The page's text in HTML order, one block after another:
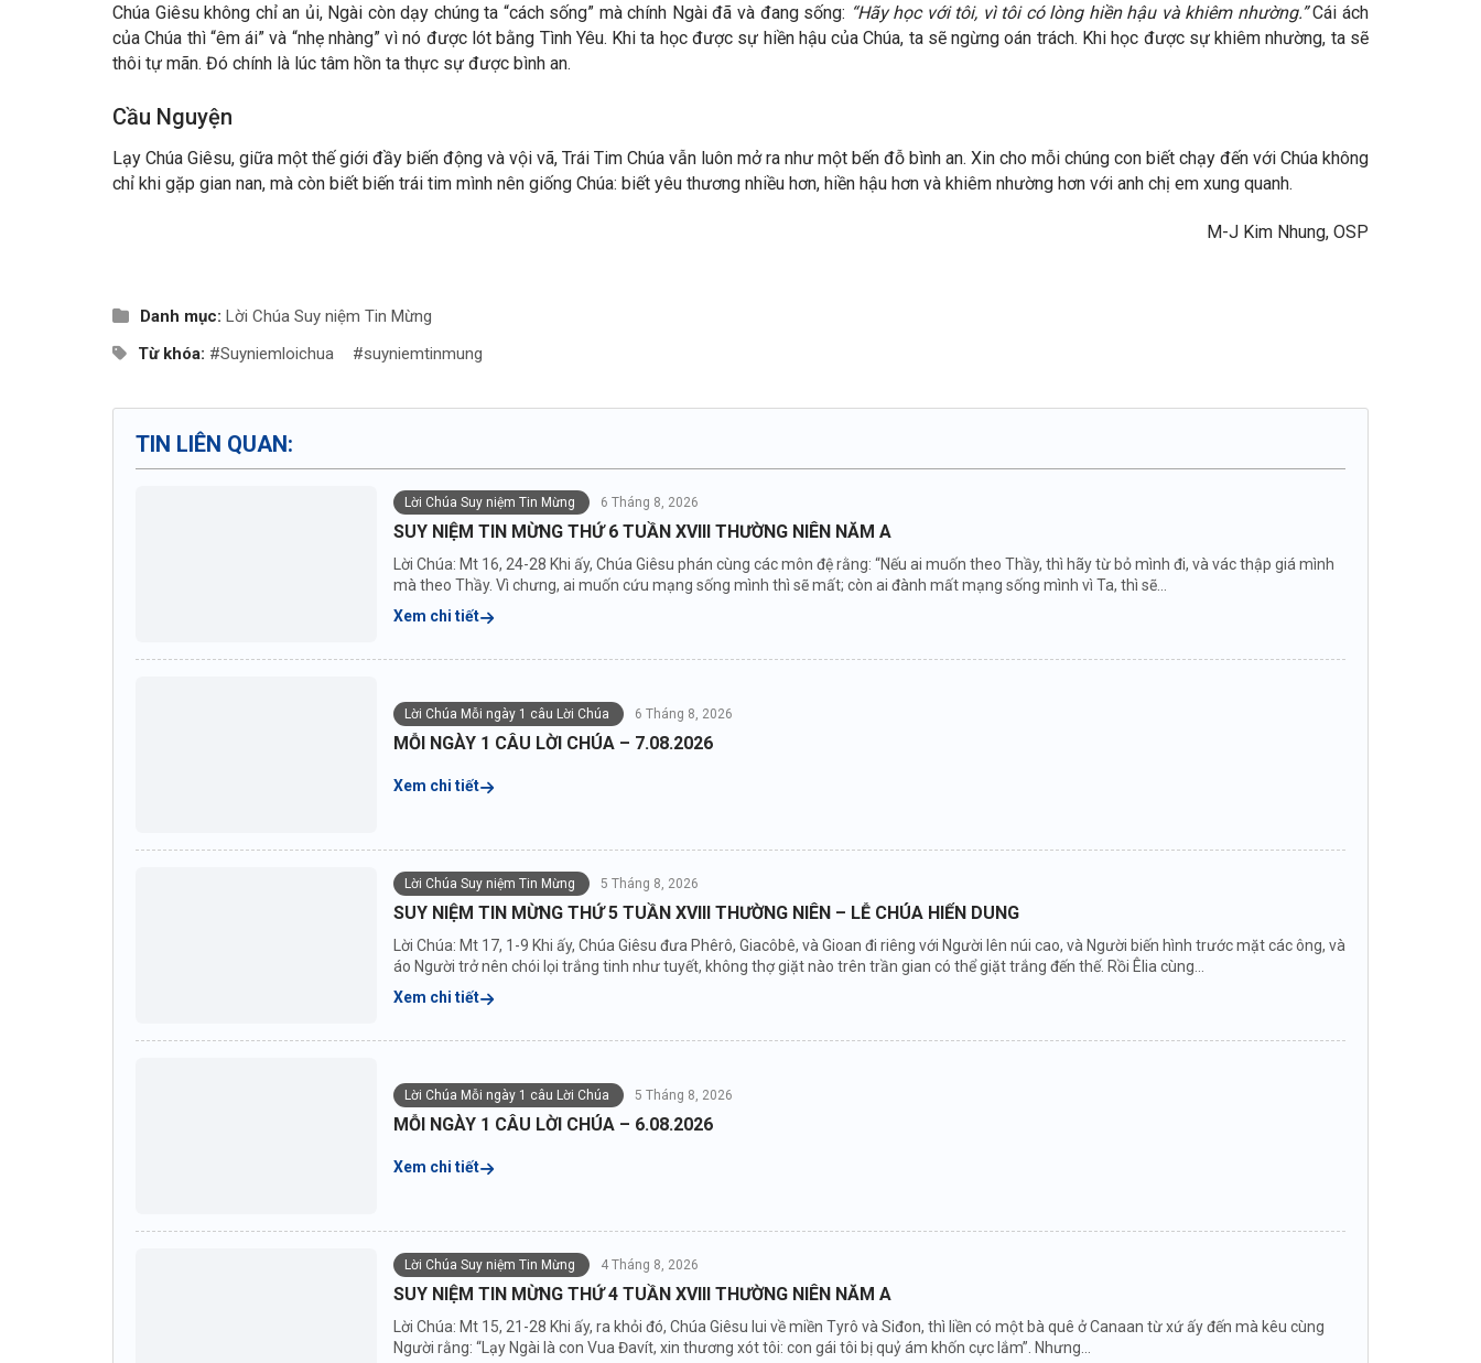
Chúa Giêsu không chỉ an ủi, Ngài còn dạy chúng ta “cách sống” mà chính Ngài đã và đang sống: “Hãy học với tôi, vì tôi có lòng hiền hậu và khiêm nhường.”Cái ách
của Chúa thì “êm ái” và “nhẹ nhàng” vì nó được lót bằng Tình Yêu. Khi ta học được sự hiền hậu của Chúa, ta sẽ ngừng oán trách. Khi học được sự khiêm nhường, ta sẽ
thôi tự mãn. Đó chính là lúc tâm hồn ta thực sự được bình an.
Cầu Nguyện
Lạy Chúa Giêsu, giữa một thế giới đầy biến động và vội vã, Trái Tim Chúa vẫn luôn mở ra như một bến đỗ bình an. Xin cho mỗi chúng con biết chạy đến với Chúa không
chỉ khi gặp gian nan, mà còn biết biến trái tim mình nên giống Chúa: biết yêu thương nhiều hơn, hiền hậu hơn và khiêm nhường hơn với anh chị em xung quanh.
M-J Kim Nhung, OSP
Danh mục: Lời Chúa Suy niệm Tin Mừng
Từ khóa: #Suyniemloichua #suyniemtinmung
TIN LIÊN QUAN:
Lời Chúa Suy niệm Tin Mừng 6 Tháng 8, 2026
SUY NIỆM TIN MỪNG THỨ 6 TUẦN XVIII THƯỜNG NIÊN NĂM A
Lời Chúa: Mt 16, 24-28 Khi ấy, Chúa Giêsu phán cùng các môn đệ rằng: “Nếu ai muốn theo Thầy, thì hãy từ bỏ mình đi, và vác thập giá mình
mà theo Thầy. Vì chưng, ai muốn cứu mạng sống mình thì sẽ mất; còn ai đành mất mạng sống mình vì Ta, thì sẽ...
Xem chi tiết
Lời Chúa Mỗi ngày 1 câu Lời Chúa 6 Tháng 8, 2026
MỖI NGÀY 1 CÂU LỜI CHÚA – 7.08.2026
Xem chi tiết
Lời Chúa Suy niệm Tin Mừng 5 Tháng 8, 2026
SUY NIỆM TIN MỪNG THỨ 5 TUẦN XVIII THƯỜNG NIÊN – LỄ CHÚA HIỂN DUNG
Lời Chúa: Mt 17, 1-9 Khi ấy, Chúa Giêsu đưa Phêrô, Giacôbê, và Gioan đi riêng với Người lên núi cao, và Người biến hình trước mặt các ông, và
áo Người trở nên chói lọi trắng tinh như tuyết, không thợ giặt nào trên trần gian có thể giặt trắng đến thế. Rồi Êlia cùng...
Xem chi tiết
Lời Chúa Mỗi ngày 1 câu Lời Chúa 5 Tháng 8, 2026
MỖI NGÀY 1 CÂU LỜI CHÚA – 6.08.2026
Xem chi tiết
Lời Chúa Suy niệm Tin Mừng 4 Tháng 8, 2026
SUY NIỆM TIN MỪNG THỨ 4 TUẦN XVIII THƯỜNG NIÊN NĂM A
Lời Chúa: Mt 15, 21-28 Khi ấy, ra khỏi đó, Chúa Giêsu lui về miền Tyrô và Siđon, thì liền có một bà quê ở Canaan từ xứ ấy đến mà kêu cùng
Người rằng: “Lạy Ngài là con Vua Đavít, xin thương xót tôi: con gái tôi bị quỷ ám khốn cực lắm”. Nhưng...